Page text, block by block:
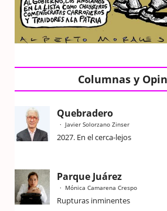
Columnas y
Quebradero
Javier Solorzano Zinser
2027. En el cerca-lejos
Parque Juárez
Mónica Camarena Crespo
Rupturas inminentes